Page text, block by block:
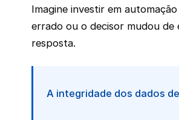
Imagine investir em
errado ou o decisor mudou de
resposta.
A integridade dos dados